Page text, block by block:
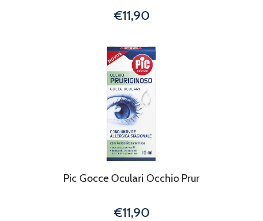
€11,90
Pic Gocce Oculari Occhio Prur
€11,90